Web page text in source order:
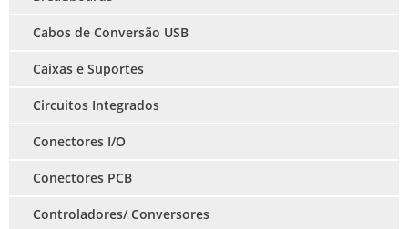
Cabos de Conversão USB
Caixas e Suportes
Circuitos Integrados
Conectores I/O
Conectores PCB
Controladores/ Conversores